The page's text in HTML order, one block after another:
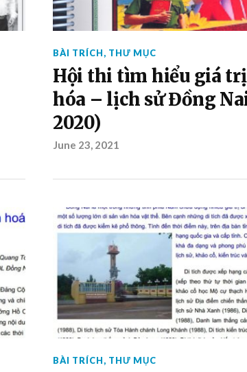
BÀI TRÍCH, THƯ MỤC
Hội thi tìm hiểu giá
hóa – lịch sử Đồng
2020)
June 23, 2021
BÀI TRÍCH, THƯ MỤC